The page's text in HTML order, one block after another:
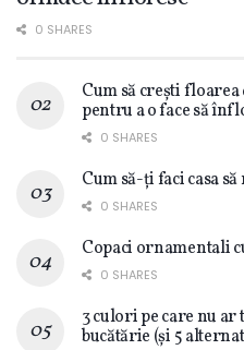
0 SHARES
Cum să crești floarea
pentru a o face să
0 SHARES
Cum să-ți faci casa
0 SHARES
Copaci ornamentali
0 SHARES
3 culori pe care nu
bucătărie (și 5